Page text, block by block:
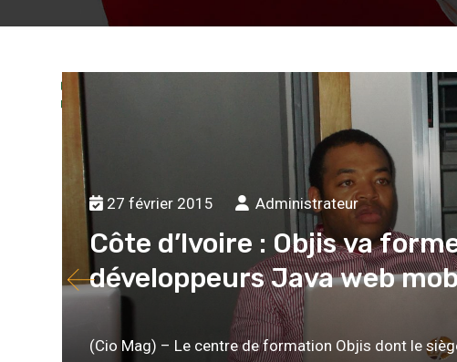
91 97
27 février 2015 Administrateur
Côte d’Ivoire : Objis va
développeurs Java web
(Cio Mag) – Le centre de formation Objis dont le